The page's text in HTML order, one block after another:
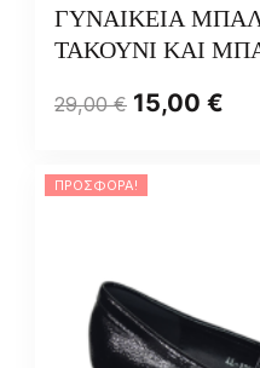
ΓΥΝΑΙΚΕΙΑ
ΤΑΚΟΥΝΙ ΚΑΙ
29,00€ 15,00 €
ΠΡΟΣΦΟΡΆ!